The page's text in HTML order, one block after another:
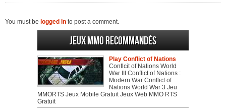
You must be logged in to post a comment.
Jeux MMO recommandés
Play Conflict of Nations
Conflcit of Nations World
War III Conflict of Nations :
Modern War Conflict of
Nations World War 3 Jeu
MMORTS Jeux Mobile Gratuit Jeux Web MMO RTS
Gratuit